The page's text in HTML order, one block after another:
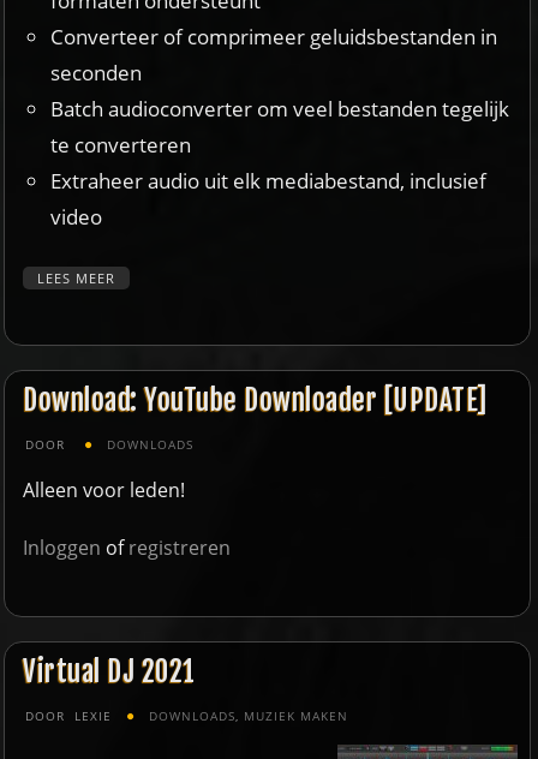
Converteer of comprimeer geluidsbestanden in
seconden
Batch audioconverter om veel bestanden tegelijk
te converteren
Extraheer audio uit elk mediabestand, inclusief
video
LEES MEER
Download: YouTube Downloader [UPDATE]
DOOR DOWNLOADS
Alleen voor leden!
Inloggen ofregistreren
Virtual DJ 2021
DOOR LEXIE DOWNLOADS MUZIEK MAKEN